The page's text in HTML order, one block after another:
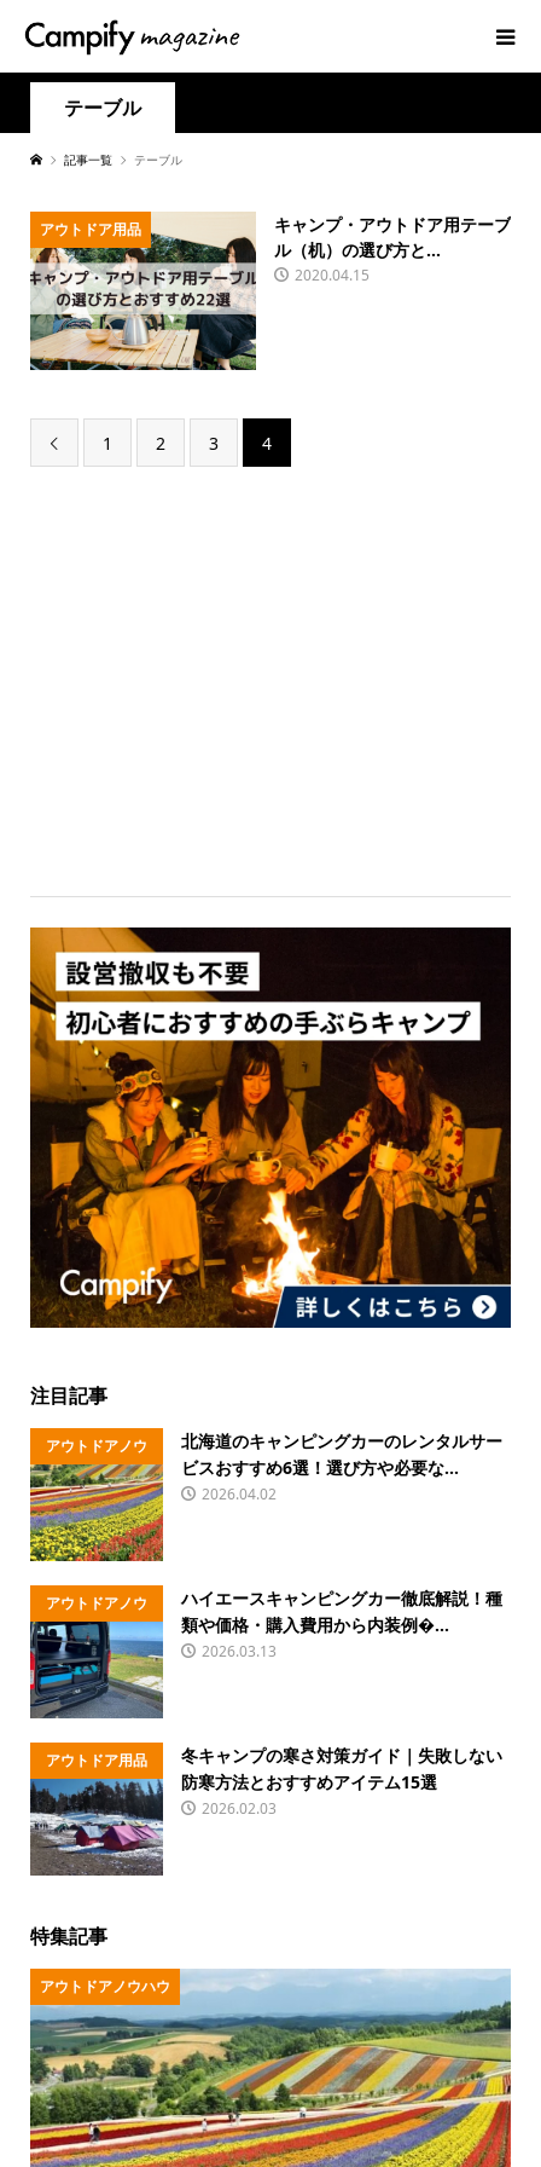
テーブル
記事一覧 テーブル
アウトドア用品
キャンプ・アウトドア用テーブ
ル（机）の選び方と...
2020.04.15
 1 2 3 4
注目記事
アウトドアノウ
ハウ
北海道のキャンピングカーのレンタルサー
ビスおすすめ6選！選び方や必要な...
2026.04.02
アウトドアノウ
ハウ
ハイエースキャンピングカー徹底解説！種
類や価格・購入費用から内装例�...
2026.03.13
アウトドア用品
冬キャンプの寒さ対策ガイド｜失敗しない
防寒方法とおすすめアイテム15選
2026.02.03
特集記事
アウトドアノウハウ